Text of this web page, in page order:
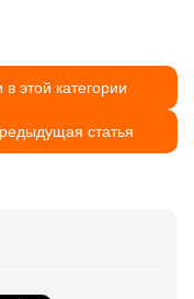
в этой категории
статья